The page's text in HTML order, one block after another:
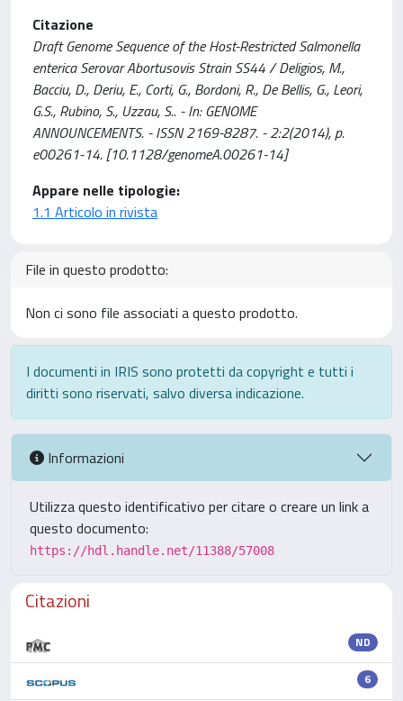
Citazione
Draft Genome Sequence of the Host-Restricted Salmonella
enterica Serovar Abortusovis Strain SS44 / Deligios, M.,
Bacciu, D., Deriu, E., Corti, G., Bordoni, R., De Bellis, G., Leori,
G.S., Rubino, S., Uzzau, S.. - In: GENOME
ANNOUNCEMENTS. - ISSN 2169-8287. - 2:2(2014), p.
e00261-14. [10.1128/genomeA.00261-14]
Appare nelle tipologie:
1.1 Articolo in rivista
File in questo prodotto:
Non ci sono file associati a questo prodotto.
I documenti in IRIS sono protetti da copyright e tutti i
diritti sono riservati, salvo diversa indicazione.
Informazioni
Utilizza questo identificativo per citare o creare un link a
questo documento:
https://hdl.handle.net/11388/57008
Citazioni
ND
6